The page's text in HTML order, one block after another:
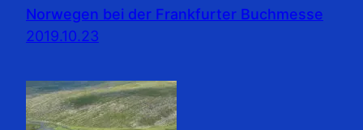
Norwegen bei der Frankfurter Buchmesse
2019.10.23